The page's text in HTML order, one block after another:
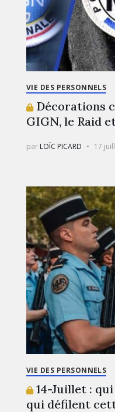
VIE DES PERSONNELS
Décorations
GIGN, le Raid
par LOÏC PICARD 17
VIE DES PERSONNELS
14-Juillet :
qui défilent